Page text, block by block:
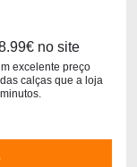
no site
excelente preço
calças que a loja